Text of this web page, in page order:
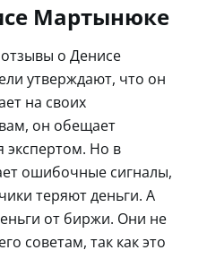
Мартынюке
о Денисе
утверждают, что он
на своих
он обещает
экспертом. Но в
ошибочные сигналы,
теряют деньги. А
от биржи. Они не
советам, так как это